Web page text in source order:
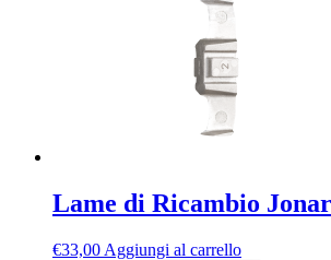
nella
pagina
del
prodotto
Lame di Ricambio
€33,00 Aggiungi al carrello